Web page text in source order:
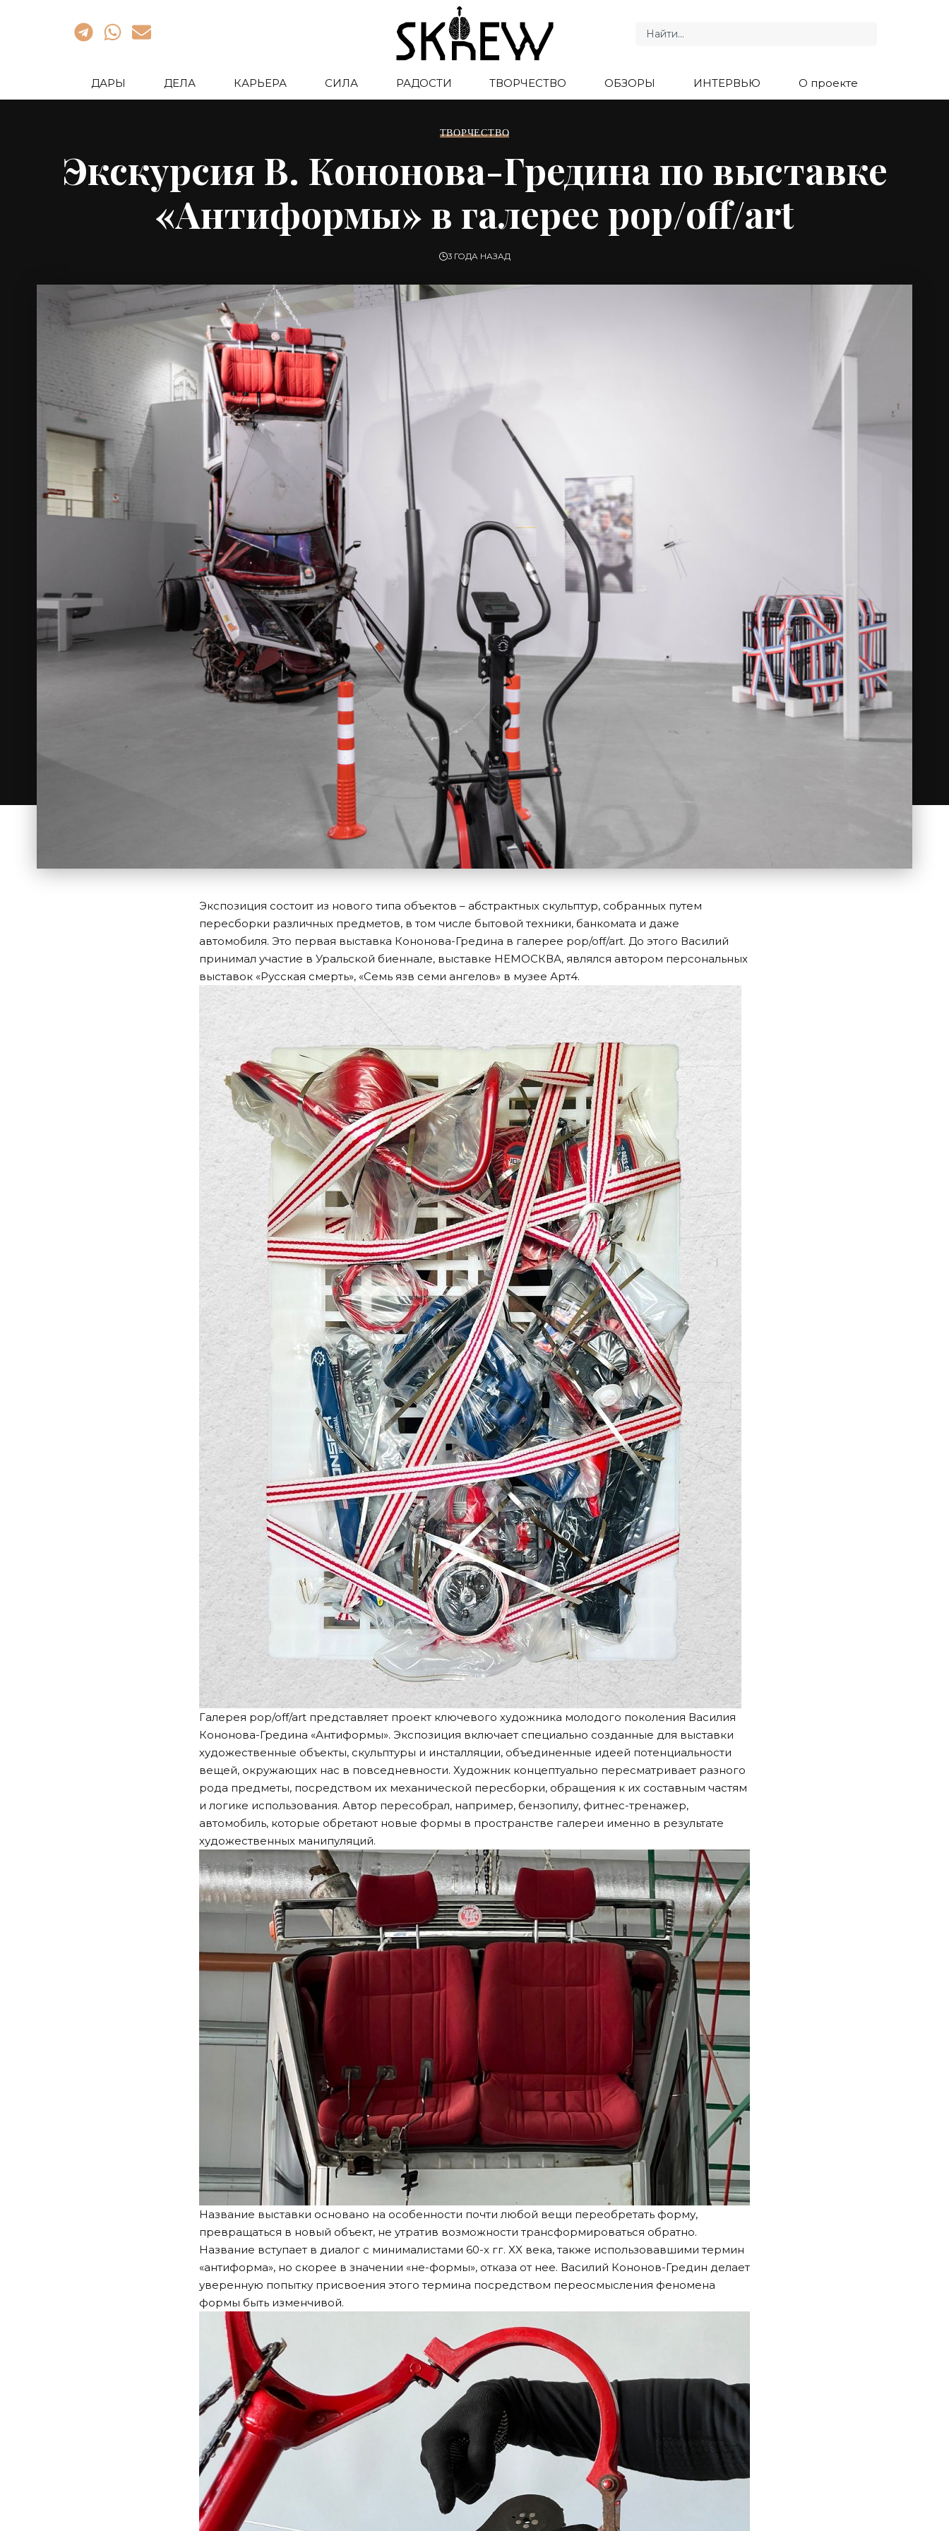
ДАРЫ ДЕЛА КАРЬЕРА СИЛА РАДОСТИ ТВОРЧЕСТВО ОБЗОРЫ ИНТЕРВЬЮ О проекте
ТВОРЧЕСТВО
Экскурсия В. Кононова-Гредина по выставке
«Антиформы» в галерее pop/off/art
3 ГОДА НАЗАД
Экспозиция состоит из нового типа объектов – абстрактных скульптур, собранных путем
пересборки различных предметов, в том числе бытовой техники, банкомата и даже
автомобиля. Это первая выставка Кононова-Гредина в галерее pop/off/art. До этого Василий
принимал участие в Уральской биеннале, выставке НЕМОСКВА, являлся автором персональных
выставок «Русская смерть», «Семь язв семи ангелов» в музее Арт4.
Галерея pop/off/art представляет проект ключевого художника молодого поколения Василия
Кононова-Гредина «Антиформы». Экспозиция включает специально созданные для выставки
художественные объекты, скульптуры и инсталляции, объединенные идеей потенциальности
вещей, окружающих нас в повседневности. Художник концептуально пересматривает разного
рода предметы, посредством их механической пересборки, обращения к их составным частям
и логике использования. Автор пересобрал, например, бензопилу, фитнес-тренажер,
автомобиль, которые обретают новые формы в пространстве галереи именно в результате
художественных манипуляций.
Название выставки основано на особенности почти любой вещи переобретать форму,
превращаться в новый объект, не утратив возможности трансформироваться обратно.
Название вступает в диалог с минималистами 60-х гг. XX века, также использовавшими термин
«антиформа», но скорее в значении «не-формы», отказа от нее. Василий Кононов-Гредин делает
уверенную попытку присвоения этого термина посредством переосмысления феномена
формы быть изменчивой.